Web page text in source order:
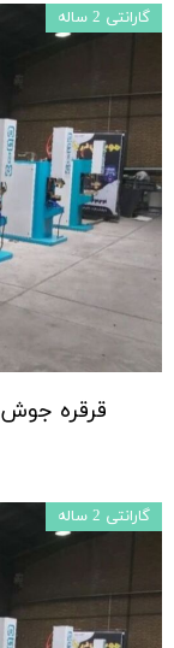
قرقره جوش 150 کاوا درز جوش پنوماتیک
گارانتی 2 ساله
گارانتی 2 ساله